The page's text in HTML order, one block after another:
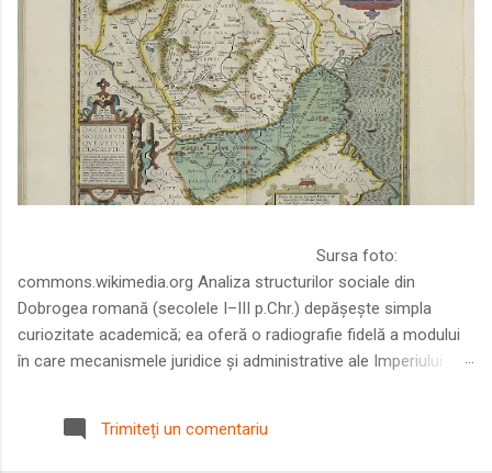
Sursa foto:
commons.wikimedia.org Analiza structurilor sociale din
Dobrogea romană (secolele I–III p.Chr.) depășește simpla
curiozitate academică; ea oferă o radiografie fidelă a modului
în care mecanismele juridice și administrative ale Imperiului
Într-o epocă în care prosperitatea excepțională a lumii romane
era susținută de o mobilitate socială dinamică și de o libertate
Trimiteți un comentariu